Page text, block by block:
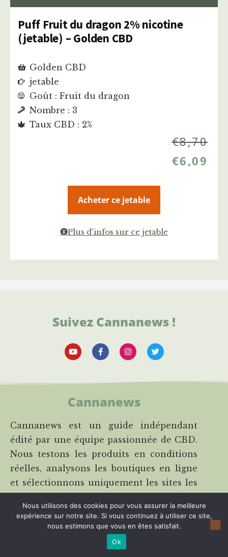
Puff Fruit du dragon 2% nicotine
(jetable) – Golden CBD
Golden CBD
jetable
Goût : Fruit du dragon
Nombre : 3
Taux CBD : 2%
€8,70
€6,09
Acheter ce jetable
Plus d'infos sur ce jetable
Suivez Cannanews !
Cannanews
Cannanews est un guide indépendant
édité par une équipe passionnée de CBD.
Nous testons les produits en conditions
réelles, analysons les boutiques en ligne
et sélectionnons uniquement les sites les
acheter du CBD en toute confiance, sans
stress ni mauvaises surprises.
A propos de Cannanews
Nous utilisons des cookies pour vous assurer la meilleure
expérience sur notre site. Si vous continuez à utiliser ce site,
nous estimons que vous en êtes satisfait.
Ok